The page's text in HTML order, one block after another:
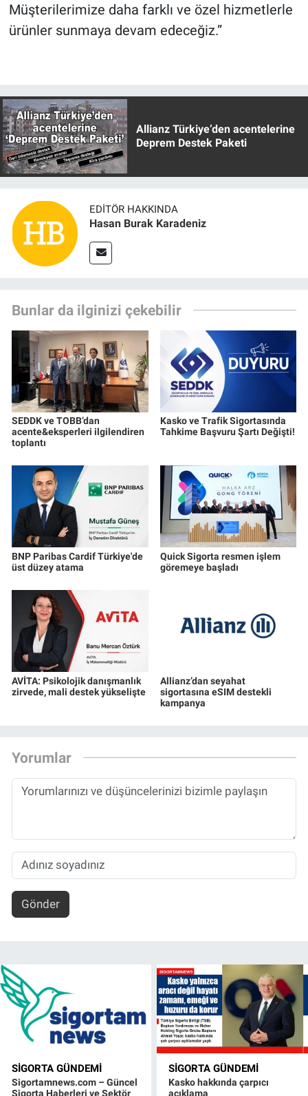
Müşterilerimize daha farklı ve özel hizmetlerle
ürünler sunmaya devam edeceğiz.”
Allianz Türkiye’den acentelerine
Deprem Destek Paketi
EDITÖR HAKKINDA
Hasan Burak Karadeniz
Bunlar da ilginizi çekebilir
SEDDK ve TOBB’dan
acente&eksperleri ilgilendiren
toplantı
Kasko ve Trafik Sigortasında
Tahkime Başvuru Şartı Değişti!
BNP Paribas Cardif Türkiye'de
üst düzey atama
Quick Sigorta resmen işlem
göremeye başladı
AVİTA: Psikolojik danışmanlık
zirvede, mali destek yükselişte
Allianz’dan seyahat
sigortasına eSIM destekli
kampanya
Yorumlar
Gönder
SIGORTA GÜNDEMI
Sigortamnews.com – Güncel
Sigorta Haberleri ve Sektör
SIGORTA GÜNDEMI
Kasko hakkında çarpıcı
açıklama